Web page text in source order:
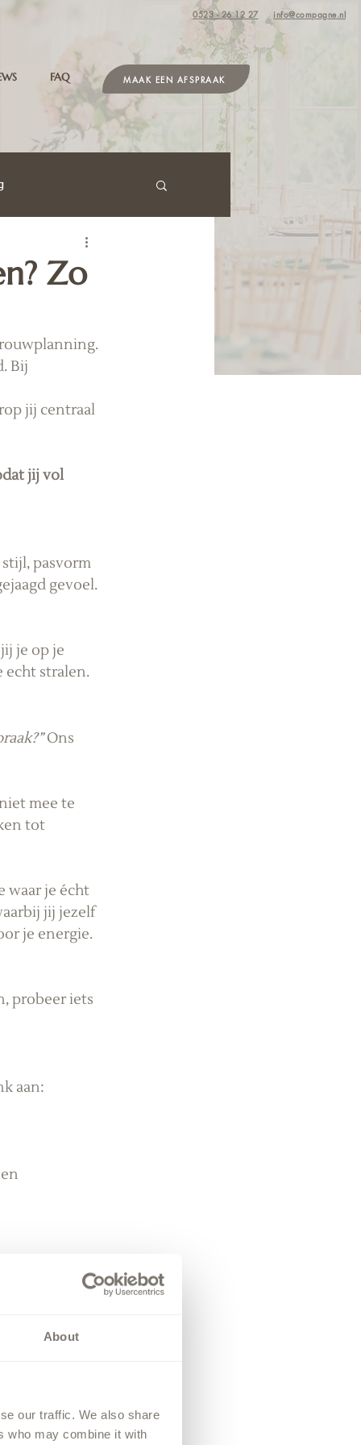
About
our traffic. We also share
who may combine it with
0523 - 26 12 27 info@compagne.nl
FAQ MAAK EEN AFSPRAAK
Zo
Bij
jij centraal
jij vol
pasvorm
gevoel.
je op je
echt stralen.
Ons
mee te
tot
waar je écht
jij jezelf
je energie.
probeer iets
aan:
te hebben.
vieren we